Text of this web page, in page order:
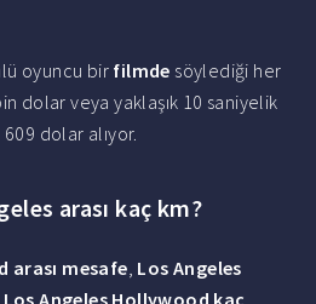
oyuncu bir filmde söylediği her
dolar veya yaklaşık 10 saniyelik
dolar alıyor.
arası kaç km?
arası mesafe, Los Angeles